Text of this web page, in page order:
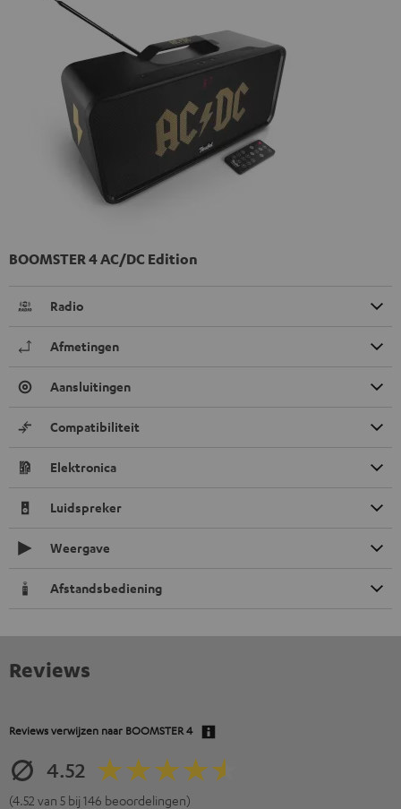
BOOMSTER 4 AC/DC Edition
Radio
Afmetingen
Aansluitingen
Compatibiliteit
Elektronica
Luidspreker
Weergave
Afstandsbediening
Reviews
Reviews verwijzen naar BOOMSTER 4
4.52
(4.52 van 5 bij 146 beoordelingen)